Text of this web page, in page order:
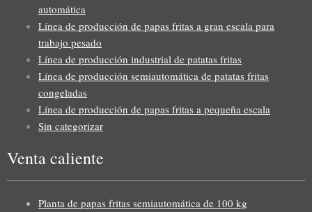
automática
Línea de producción de papas fritas a gran escala para
trabajo pesado
Línea de producción industrial de patatas fritas
Línea de producción semiautomática de patatas fritas
congeladas
Línea de producción de papas fritas a pequeña escala
Sin categorizar
Venta caliente
Planta de papas fritas semiautomática de 100 kg